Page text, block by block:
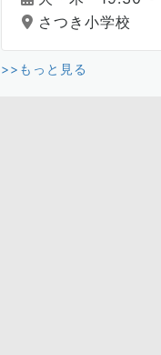
さつき小学校
>>もっと見る